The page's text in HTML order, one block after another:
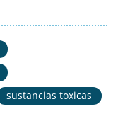
sustancias toxicas